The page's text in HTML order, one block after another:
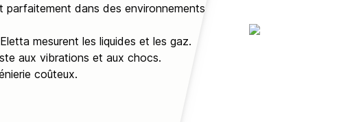
parfaitement dans des environnements
mesurent les liquides et les gaz.
aux vibrations et aux chocs.
coûteux.